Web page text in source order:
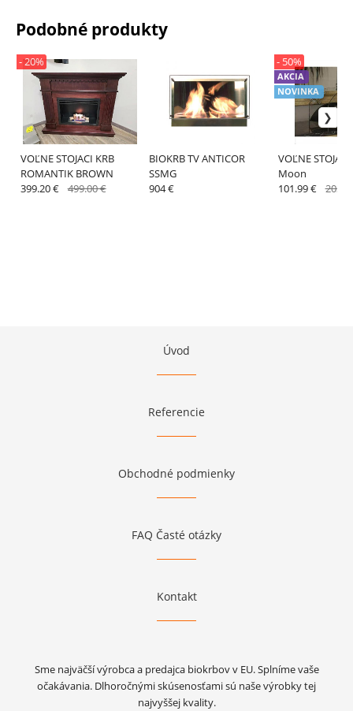
Podobné produkty
VOĽNE STOJACI KRB
ROMANTIK BROWN
- 20%
399.20 € 499.00 €
BIOKRB TV ANTICOR
SSMG
904 €
VOĽNE STOJACI
Moon
AKCIA
NOVINKA
- 50%
101.99 €
Úvod
Referencie
Obchodné podmienky
FAQ Časté otázky
Kontakt
Sme najväčší výrobca a predajca biokrbov v EU. Splníme vaše
očakávania. Dlhoročnými skúsenosťami sú naše výrobky tej
najvyššej kvality.